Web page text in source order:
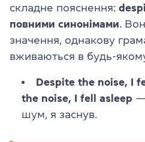
складне пояснення:
повними синонімами .
значення, однакову
вживаються в будь-якому
Despite the noise, I
the noise, I fell asleep —
шум, я заснув.